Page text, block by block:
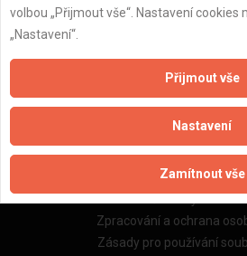
Důležité
Zpracování a ochrana
Zásady pro používání
volbou „Přijmout vše“. Nastavení
„Nastavení“.
Přijmout vše
Nastavení
Zamítnout vše